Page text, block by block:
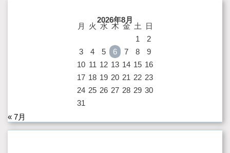
2026年8月
月 火 水 木 金 土
日
1
2
3
4 5 6 7 8
9
10 11 12 13 14 15 16
17 18 19 20 21 22 23
24 25 26 27 28 29 30
31
« 7月